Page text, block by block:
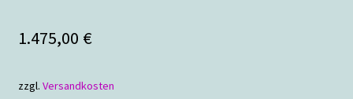
1.475,00 €
zzgl. Versandkosten